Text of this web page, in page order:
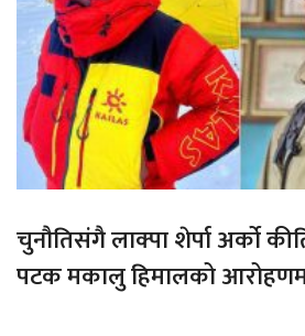
चुनौतिसंगै लाक्पा शेर्पा अर्को
पटक मकालु हिमालको